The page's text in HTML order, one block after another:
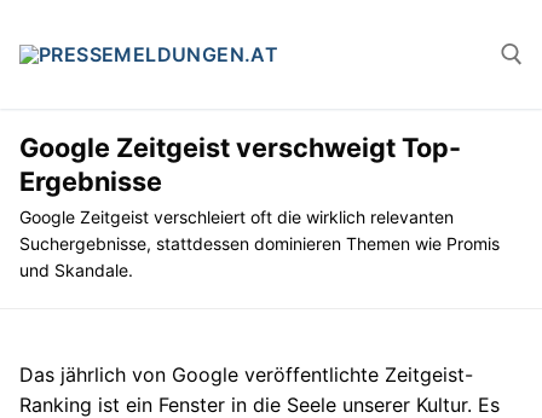
Inhalt
Google Zeitgeist verschweigt Top-
Ergebnisse
Google Zeitgeist verschleiert oft die wirklich relevanten
Suchergebnisse, stattdessen dominieren Themen wie Promis
und Skandale.
Das jährlich von Google veröffentlichte Zeitgeist-
Ranking ist ein Fenster in die Seele unserer Kultur. Es